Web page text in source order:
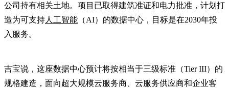
公司持有相关土地。项目已取得建筑准证和电力批准，计划打
造为可支持人工智能 （AI）的数据中心，目标是在2030年投
入服务。
吉宝说，这座数据中心预计将按相当于三级标准（Tier III）的
规格建造，面向超大规模云服务商、云服务供应商和企业客